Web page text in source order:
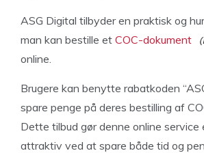
ASG Digital tilbyder en praktisk og
man kan bestille et COC-dokument
online.
Brugere kan benytte rabatkoden
spare penge på deres bestilling af
Dette tilbud gør denne online service
attraktiv ved at spare både tid og